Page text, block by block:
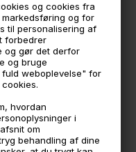
og cookies fra
og for
til personalisering af
forbedrer
og gør det derfor
og bruge
fuld weboplevelse" for
hvordan
i
om
behandling af dine
separat.
dag på hverdage
★★★★★
49,- med GLS